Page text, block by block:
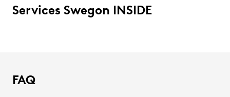
Services Swegon INSIDE
FAQ